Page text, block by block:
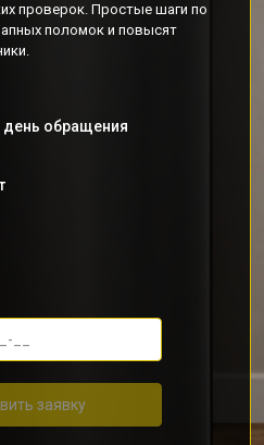
проверок. Простые шаги по
поломок и повысят
день обращения
заявку